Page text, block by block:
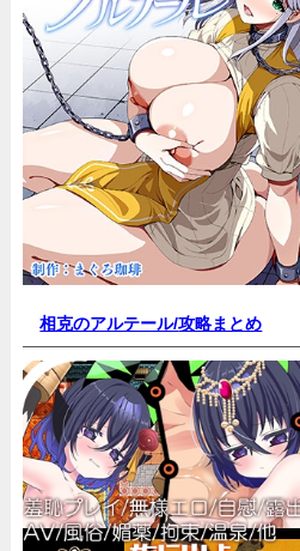
相克のアルテール/攻略まとめ